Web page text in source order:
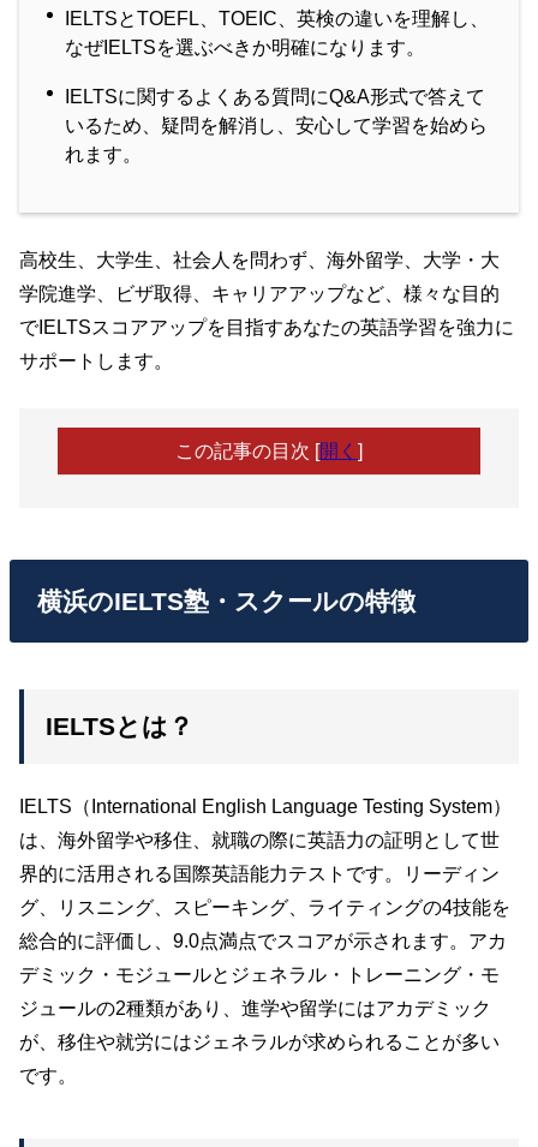
IELTSとTOEFL、TOEIC、英検の違いを理解し、
なぜIELTSを選ぶべきか明確になります。
IELTSに関するよくある質問にQ&A形式で答えて
いるため、疑問を解消し、安心して学習を始めら
れます。
高校生、大学生、社会人を問わず、海外留学、大学・大
学院進学、ビザ取得、キャリアアップなど、様々な目的
でIELTSスコアアップを目指すあなたの英語学習を強力に
サポートします。
この記事の目次 [開く ]
横浜のIELTS塾・スクールの特徴
IELTSとは？
IELTS（International English Language Testing System）
は、海外留学や移住、就職の際に英語力の証明として世
界的に活用される国際英語能力テストです。リーディン
グ、リスニング、スピーキング、ライティングの4技能を
総合的に評価し、9.0点満点でスコアが示されます。アカ
デミック・モジュールとジェネラル・トレーニング・モ
ジュールの2種類があり、進学や留学にはアカデミック
が、移住や就労にはジェネラルが求められることが多い
です。